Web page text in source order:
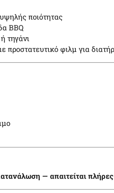
ποιότητας
BBQ
τηγάνι
προστατευτικό φιλμ για
— απαιτείται